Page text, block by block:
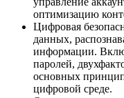
оптимизацию
Цифровая
данных,
информации.
паролей,
основных
цифровой среде.